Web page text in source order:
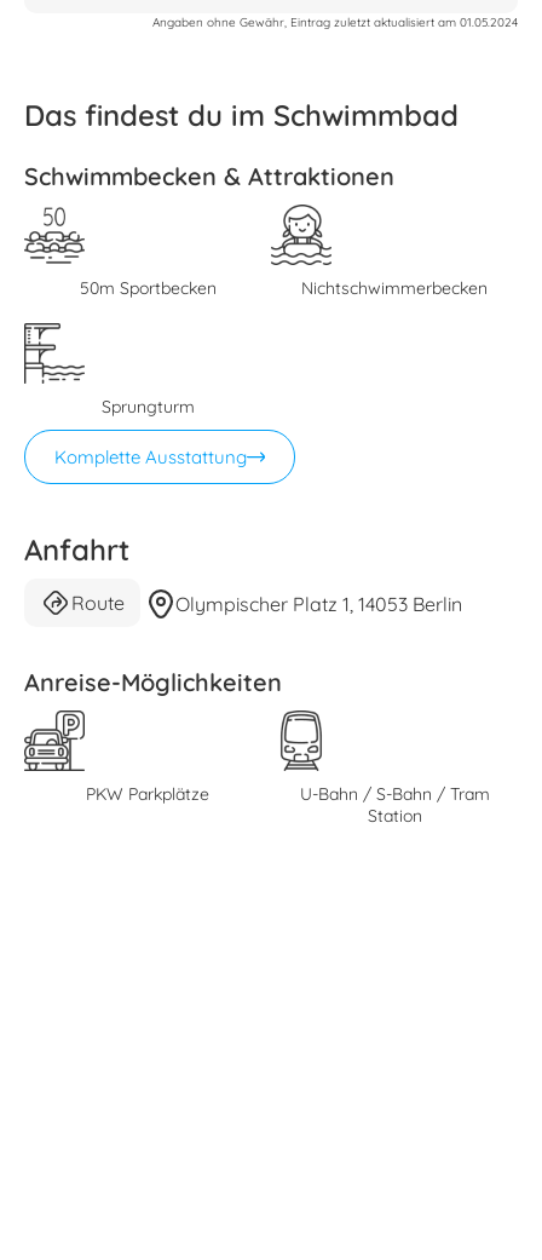
Angaben ohne Gewähr, Eintrag zuletzt aktualisiert am 01.05.2024
Das findest du im Schwimmbad
Schwimmbecken & Attraktionen
50m Sportbecken Nichtschwimmerbecken
Sprungturm
Komplette Ausstattung
Anfahrt
Route Olympischer Platz 1, 14053 Berlin
Anreise-Möglichkeiten
PKW Parkplätze
U-Bahn / S-Bahn / Tram
Station